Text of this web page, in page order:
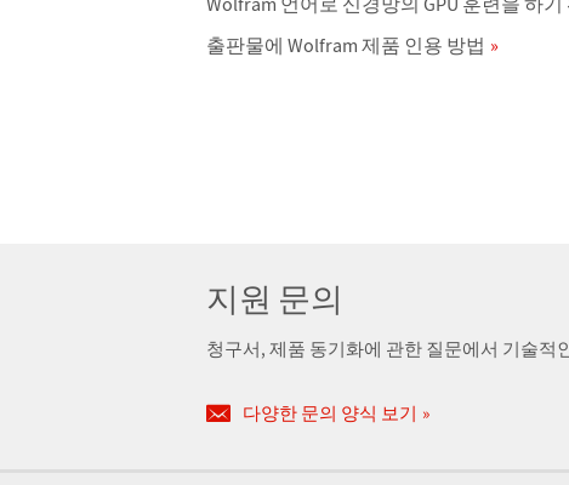
출판물에 Wolfram 제품 인용 방법
지원 문의
청구서, 제품 동기화에 관한 질문에서 기술적
다양한 문의 양식 보기